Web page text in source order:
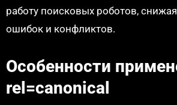
работу поисковых роботов,
ошибок и конфликтов.
Особенности
rel=canonical